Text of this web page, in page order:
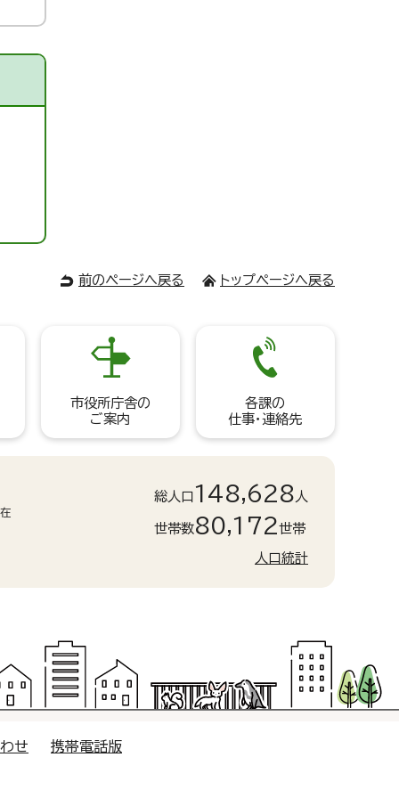
前のページへ戻る トップページへ戻る
市役所庁舎の
ご案内
各課の
仕事・連絡先
総人口 148,628 人
世帯数80,172世帯
人口統計
せ 携帯電話版